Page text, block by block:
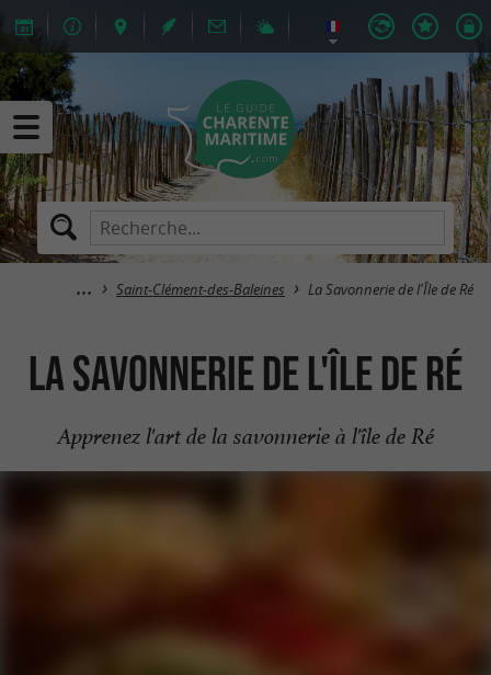
Saint-Clément-des-Baleines La Savonnerie de l'Île de Ré
La Savonnerie de l'Île de Ré
Apprenez l'art de la savonnerie à l'île de Ré